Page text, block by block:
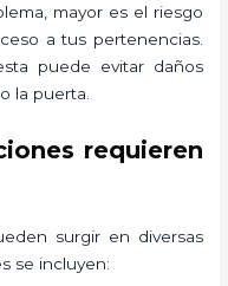
mayor es el riesgo
a tus pertenencias.
puede evitar daños
la puerta.
requieren
surgir en diversas
se incluyen: